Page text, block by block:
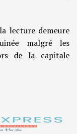
lecture demeure
malgré les
de la capitale